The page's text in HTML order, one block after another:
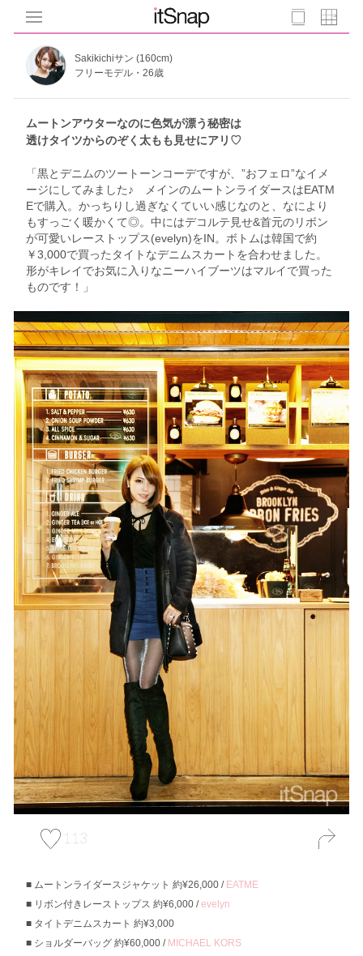
Sakikichiサン (160cm)
フリーモデル・26歳
ムートンアウターなのに色気が漂う秘密は
透けタイツからのぞく太もも見せにアリ♡
「黒とデニムのツートーンコーデですが、”おフェロ”なイメ
ージにしてみました♪ メインのムートンライダースはEATM
Eで購入。かっちりし過ぎなくていい感じなのと、なにより
もすっごく暖かくて◎。中にはデコルテ見せ&首元のリボン
が可愛いレーストップス(evelyn)をIN。ボトムは韓国で約
￥3,000で買ったタイトなデニムスカートを合わせました。
形がキレイでお気に入りなニーハイブーツはマルイで買った
ものです！」
113
ムートンライダースジャケット 約¥26,000 / EATME
リボン付きレーストップス 約¥6,000 /evelyn
タイトデニムスカート 約¥3,000
ショルダーバッグ 約¥60,000 / MICHAEL KORS